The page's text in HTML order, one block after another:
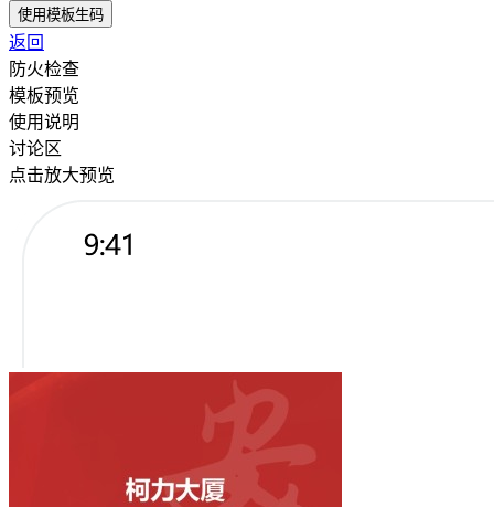
使用模板生码
返回
防火检查
模板预览
使用说明
讨论区
点击放大预览